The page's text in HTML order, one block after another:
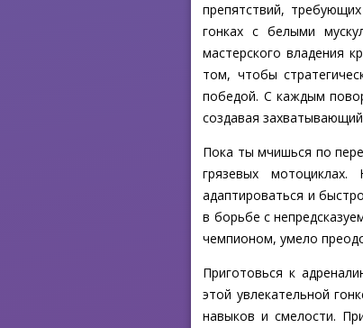
препятствий,
гонках с белыми
мастерского владения
том, чтобы
победой. С каждым
создавая
Пока ты мчишься по
грязевых
адаптироваться и
в борьбе с
чемпионом, умело
Приготовься к
этой увлекательной
навыков и смелости.